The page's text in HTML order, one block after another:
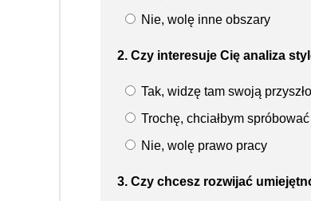
Nie, wolę inne obszary
2. Czy interesuje Cię analiza
Tak, widzę tam swoją
Trochę, chciałbym spróbować
Nie, wolę prawo pracy
3. Czy chcesz rozwijać